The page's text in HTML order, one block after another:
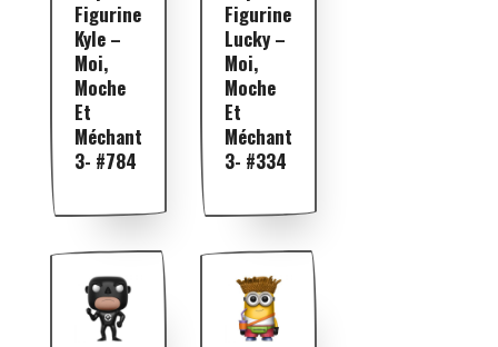
Figurine
Kyle –
Moi,
Moche
Et
Méchant
3- #784
Figurine
Lucky –
Moi,
Moche
Et
Méchant
3- #334